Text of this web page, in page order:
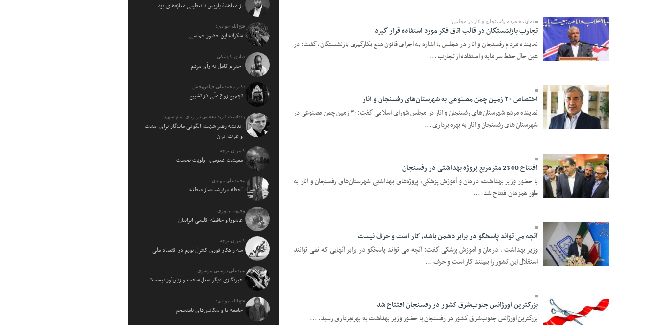
01 Dey 1397 - 17:52
نماینده مردم رفسنجان و انار در مجلس:
تجارب بازنشستگان در قالب اتاق فکر مورد استفاده قرار گیرد
نماینده مردم رفسنجان و انار در مجلس با اشاره به اجرای قانون منع بکارگیری بازنشستگان، گفت: در
عین حال حفظ سرمایه و استفاده از تجارب ...
30 Azar 1397 - 12:34
اختصاص ۳۰ زمین چمن مصنوعی به شهرستان‌های رفسنجان و انار
نماینده مردم شهرستان های رفسنجان و انار در مجلس شورای اسلامی گفت: ۳۰ زمین چمن مصنوعی در
شهرستان های رفسنجان و انار به بهره برداری ...
23 Azar 1397 - 17:37
افتتاح 2340 مترمربع پروژه بهداشتی در رفسنجان
با حضور وزیر بهداشت، درمان و آموزش پزشکی، پروژه‌های بهداشتی شهرستان‌های رفسنجان و انار به
طور همزمان افتتاح شد. ...
23 Azar 1397 - 17:19
آنچه می تواند پاسخگو در برابر دشمن باشد، کار است و حرف نیست
وزیر بهداشت ، درمان و آموزش پزشکی گفت: آنچه می تواند پاسخگو در برابر آنهایی که نمی توانند
استقلال این کشور را ببینند کار است و حرف ...
بزرگترین اورژانس جنوب‌شرق کشور در رفسنجان افتتاح شد
بزرگترین اورژانس جنوب‌شرق کشور در رفسنجان با حضور وزیر بهداشت به بهره‌برداری رسید. ...
از معاهدهٔ پاریس تا تعطیلی مغازه‌های یزد
فتح‌الله جوادی:
شکرانه این حضور حماسی
صادق کوشکی:
احترام کامل به رأی مردم
دکتر محمدعلی فیاض‌بخش:
تجمیع روح ملّی در تشییع
یادداشت فرید دهقانی در رثای امام شهید؛
اندیشه رهبر شهید، الگویی ماندگار برای امنیت
و عزت ایران
کامران نرجه:
معیشت عمومی، اولویت نخست
محمدعلی مهتدی:
لحظه سرنوشت‌ساز منطقه
وجیهه تیموری:
عاشورا و حافظه اقلیمی ایرانیان
کامران نرجه:
سه راهکار فوری کنترل تورم در اقتصاد ملی
سیدعلی دوستی موسوی:
خبرنگاری دیگر شغل سخت و زیان‌آور نیست؟
فتح‌الله جوادی:
جامعه ما و سکانس‌های نامنسجم